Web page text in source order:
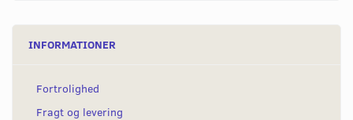
INFORMATIONER
Fortrolighed
Fragt og levering